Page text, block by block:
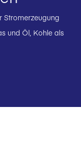
Stromerzeugung
und Öl, Kohle als